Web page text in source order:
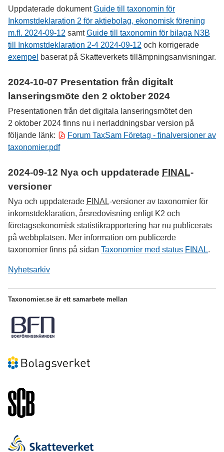
Uppdaterade dokumentGuide till taxonomin för
Inkomstdeklaration 2 för aktiebolag, ekonomisk förening
m.fl. 2024-09-12 samtGuide till taxonomin för bilaga N3B
till Inkomstdeklaration 2-4 2024-09-12 och korrigerade
exempel baserat på Skatteverkets tillämpningsanvisningar.
2024-10-07 Presentation från digitalt
lanseringsmöte den 2 oktober 2024
Presentationen från det digitala lanseringsmötet den
2 oktober 2024 finns nu i nerladdningsbar version på
följande länk:
Forum TaxSam Företag - finalversioner av
taxonomier.pdf
2024-09-12 Nya och uppdaterade FINAL-
versioner
Nya och uppdaterade FINAL-versioner av taxonomier för
inkomstdeklaration, årsredovisning enligt K2 och
företagsekonomisk statistikrapportering har nu publicerats
på webbplatsen. Mer information om publicerde
taxonomier finns på sidan Taxonomier med status FINAL.
Nyhetsarkiv
Taxonomier.se är ett samarbete mellan